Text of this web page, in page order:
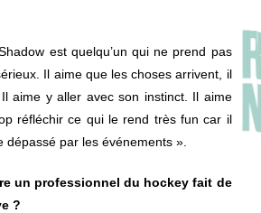
est quelqu’un qui ne prend pas
Il aime que les choses arrivent, il
Il aime y aller avec son instinct. Il aime
réfléchir ce qui le rend très fun car il
dépassé par les événements ».
un professionnel du hockey fait de
?